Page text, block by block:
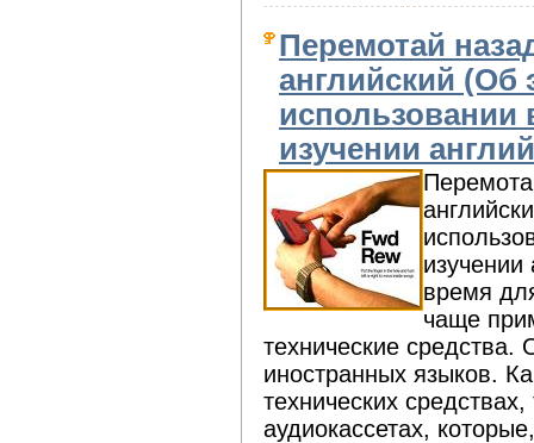
Перемотай
английский
использовании
изучении
изучении
время
чаще
технические средства.
иностранных языков.
технических
аудиокассетах,